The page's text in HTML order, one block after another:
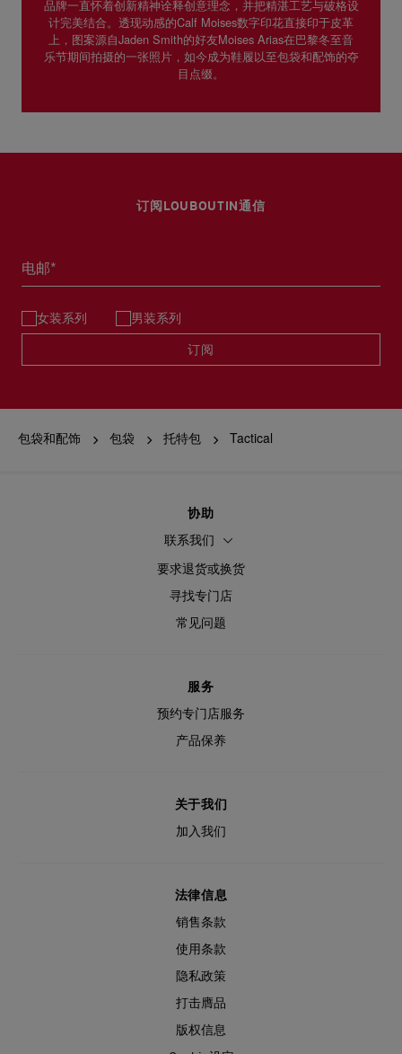
品牌一直怀着创新精神诠释创意理念，并把精湛工艺与破格设
计完美结合。透现动感的Calf Moises数字印花直接印于皮革
上，图案源自Jaden Smith的好友Moises Arias在巴黎冬至音
乐节期间拍摄的一张照片，如今成为鞋履以至包袋和配饰的夺
目点缀。
订阅LOUBOUTIN通信
电邮*
女装系列 男装系列
订阅
包袋和配饰 包袋 托特包 Tactical
协助
联系我们
要求退货或换货
寻找专门店
常见问题
服务
预约专门店服务
产品保养
关于我们
加入我们
法律信息
销售条款
使用条款
隐私政策
打击膺品
版权信息